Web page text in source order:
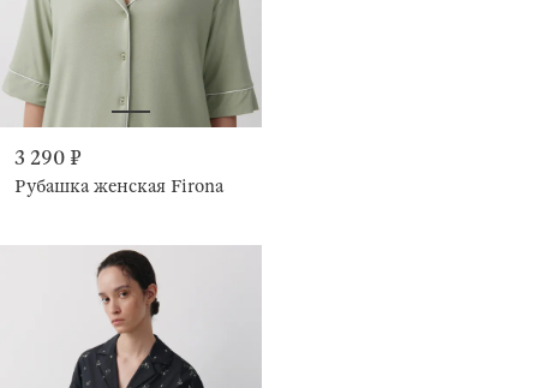
3 290 ₽
Рубашка женская Firona